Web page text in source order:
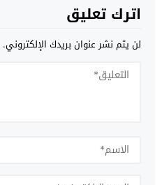
اترك تعليق
لن يتم نشر عنوان بريدك الإلكتروني.